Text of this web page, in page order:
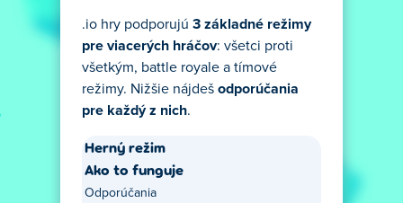
.io hry podporujú 3 základné režimy
pre viacerých hráčov: všetci proti
všetkým, battle royale a tímové
režimy. Nižšie nájdeš odporúčania
pre každý z nich.
Herný režim
Ako to funguje
Odporúčania